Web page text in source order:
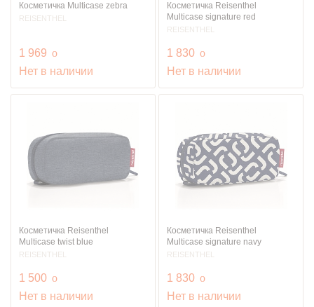
Косметичка Multicase zebra
REISENTHEL
1 969 руб.
o
Нет в наличии
Косметичка Reisenthel
Multicase signature red
REISENTHEL
1 830 руб.
o
Нет в наличии
Косметичка Reisenthel
Multicase twist blue
REISENTHEL
1 500 руб.
o
Нет в наличии
Косметичка Reisenthel
Multicase signature navy
REISENTHEL
1 830 руб.
o
Нет в наличии